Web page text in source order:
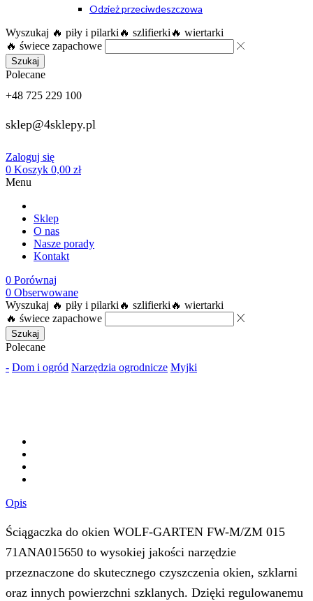
Odzież przeciwdeszczowa
Wyszukaj 🔥 piły i pilarki 🔥 szlifierki 🔥 wiertarki
🔥 świece zapachowe
Szukaj
Polecane
+48 725 229 100
sklep@4sklepy.pl
Zaloguj się
0 Koszyk 0,00 zł
Menu
Sklep
O nas
Nasze porady
Kontakt
0 Porównaj
0 Obserwowane
Wyszukaj 🔥 piły i pilarki 🔥 szlifierki 🔥 wiertarki
🔥 świece zapachowe
Szukaj
Polecane
- Dom i ogród Narzędzia ogrodnicze Myjki
Opis
Ściągaczka do okien WOLF-GARTEN FW-M/ZM 015
71ANA015650 to wysokiej jakości narzędzie
przeznaczone do skutecznego czyszczenia okien, szklarni
oraz innych powierzchni szklanych. Dzięki regulowanemu